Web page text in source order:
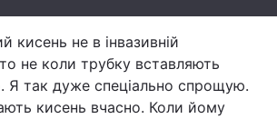
кисень не в інвазивній
не коли трубку вставляють
Я так дуже спеціально спрощую.
кисень вчасно. Коли йому